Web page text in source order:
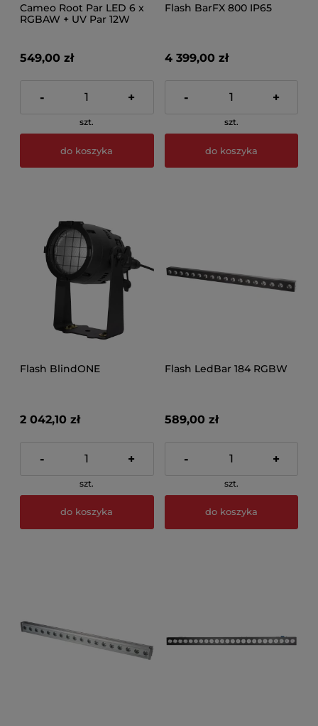
Cameo Root Par LED 6 x
RGBAW + UV Par 12W
549,00 zł
- +
szt.
do koszyka
Flash BarFX 800 IP65
4 399,00 zł
- +
szt.
do koszyka
Flash BlindONE
2 042,10 zł
- +
szt.
do koszyka
Flash LedBar 184 RGBW
589,00 zł
- +
szt.
do koszyka